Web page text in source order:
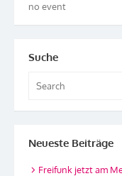
no event
Suche
for:
Neueste Beiträge
Freifunk jetzt am